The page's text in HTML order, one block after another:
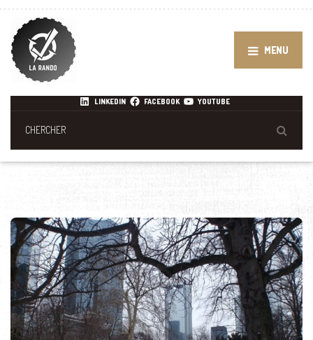
MENU
LINKEDIN FACEBOOK YOUTUBE